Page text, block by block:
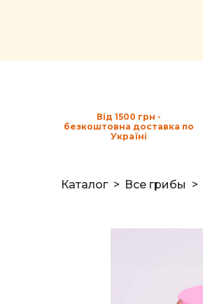
Від 1500 грн -
безкоштовна доставка по
Україні
Каталог Все грибы